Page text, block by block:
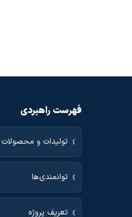
فهرست راهبردی
تولیدات و محصولات
توانمندی‌ها
تعریف پروژه